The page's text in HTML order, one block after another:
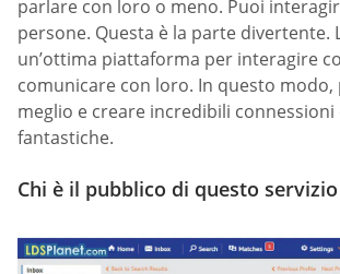
parlare con loro o meno. Puoi
persone. Questa è la parte divertente.
un’ottima piattaforma per interagire
comunicare con loro. In questo modo,
meglio e creare incredibili
fantastiche.
Chi è il pubblico di questo servizio